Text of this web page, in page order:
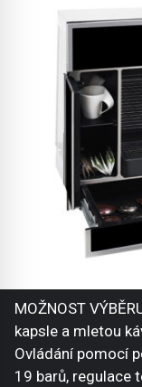
MOŽNOST
kapsle a mletou
Ovládání pomocí
19 barů, regulace